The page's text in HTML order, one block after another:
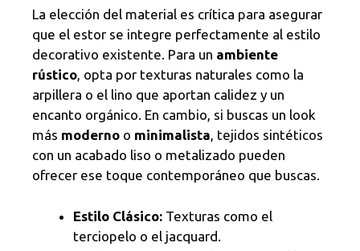
La elección del material es crítica para asegurar
que el estor se integre perfectamente al estilo
decorativo existente. Para un ambiente
rústico, opta por texturas naturales como la
arpillera o el lino que aportan calidez y un
encanto orgánico. En cambio, si buscas un look
más moderno o minimalista, tejidos sintéticos
con un acabado liso o metalizado pueden
ofrecer ese toque contemporáneo que buscas.
Estilo Clásico: Texturas como el
terciopelo o el jacquard.